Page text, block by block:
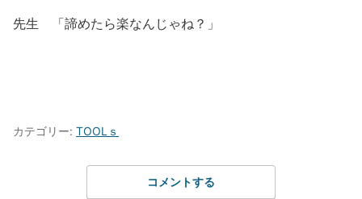
先生 「諦めたら楽なんじゃね？」
カテゴリー: TOOLｓ
コメントする